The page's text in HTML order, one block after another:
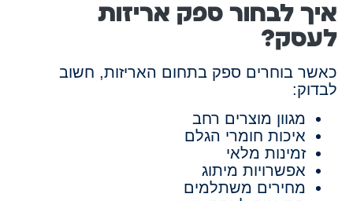
איך לבחור ספק אריזות
לעסק?
כאשר בוחרים ספק בתחום האריזות, חשוב
לבדוק:
מגוון מוצרים רחב
איכות חומרי הגלם
זמינות מלאי
אפשרויות מיתוג
מחירים משתלמים